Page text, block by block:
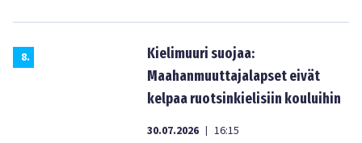
8.
Kielimuuri suojaa:
Maahanmuuttajalapset eivät
kelpaa ruotsinkielisiin kouluihin
30.07.2026 | 16:15